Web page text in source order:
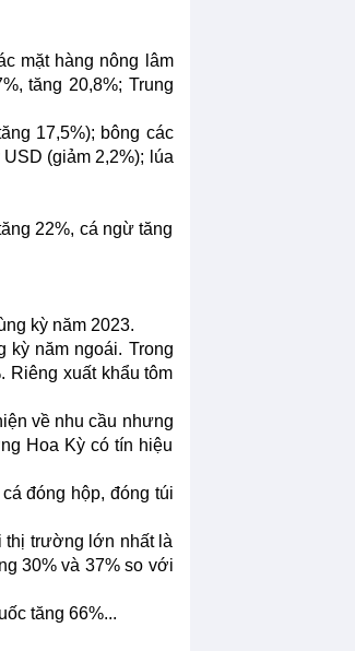
mặt hàng nông lâm
tăng 20,8%; Trung
17,5%); bông các
(giảm 2,2%); lúa
22%, cá ngừ tăng
kỳ năm 2023.
kỳ năm ngoái. Trong
Riêng xuất khẩu tôm
về nhu cầu nhưng
Hoa Kỳ có tín hiệu
đóng hộp, đóng túi
thị trường lớn nhất là
30% và 37% so với
tăng 66%...